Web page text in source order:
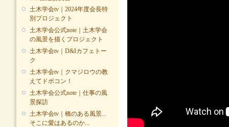
土木学会tv｜2024年度会長特
別プロジェクト
土木学会公式note｜土木学会
の風景を描くプロジェクト
土木学会tv｜D&Iカフェトー
ク
土木学会tv｜クマジロウの教
えてドボコン！
土木学会公式note｜仕事の風
景探訪
土木学会tv｜橋のある風景...
そこに愛はあるのか...